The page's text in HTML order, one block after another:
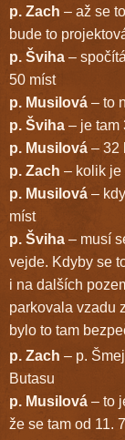
p. Zach – až se
bude to
p. Šviha –
50 míst
p. Musilová – to
p. Šviha – je tam
p. Musilová – 32
p. Zach – kolik je
p. Musilová –
míst
p. Šviha – musí
vejde. Kdyby se
i na dalších
parkovala vzadu
bylo to tam
p. Zach – p.
Butasu
p. Musilová – to
že se tam od 11.